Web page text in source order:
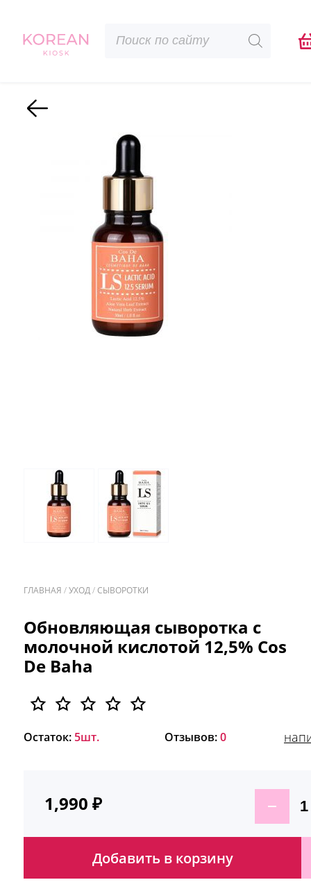
товаров
Назад
ГЛАВНАЯ /УХОД/СЫВОРОТКИ
Обновляющая сыворотка с
молочной кислотой 12,5% Cos
De Baha
Остаток: 5шт. Отзывов: 0
1,990 ₽
Добавить в корзину